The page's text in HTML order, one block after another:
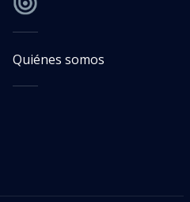
Quiénes somos